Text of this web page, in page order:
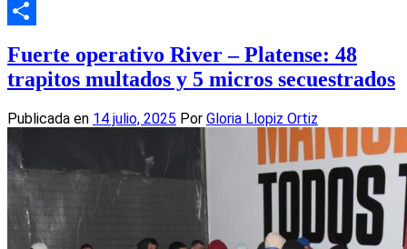
Email
Fuerte operativo River – Platense: 48
trapitos multados y 5 micros secuestrados
Publicada en 14 julio, 2025 Por Gloria Llopiz Ortiz